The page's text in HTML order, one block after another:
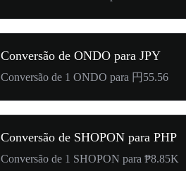
Conversão de ONDO para JPY
Conversão de 1 ONDO para 円55.56
Conversão de SHOPON para PHP
Conversão de 1 SHOPON para ₱8.85K